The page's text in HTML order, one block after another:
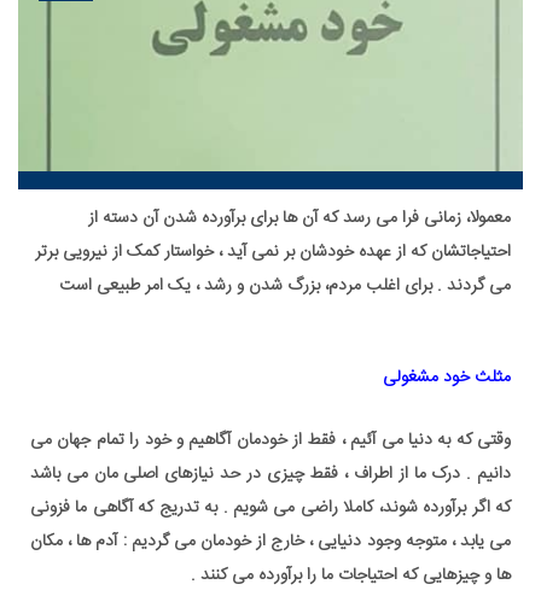
معمولا، زمانی فرا می رسد که آن ها برای برآورده شدن آن دسته از
احتیاجاتشان که از عهده خودشان بر نمی آید ، خواستار کمک از نیرویی برتر
می گردند . برای اغلب مردم، بزرگ شدن و رشد ، یک امر طبیعی است
مثلث خود مشغولی
وقتی که به دنیا می آئیم ، فقط از خودمان آگاهیم و خود را تمام جهان می
دانیم . درک ما از اطراف ، فقط چیزی در حد نیازهای اصلی مان می باشد
که اگر برآورده شوند، کاملا راضی می شویم . به تدریج که آگاهی ما فزونی
می یابد ، متوجه وجود دنیایی ، خارج از خودمان می گردیم : آدم ها ، مکان
ها و چیزهایی که احتیاجات ما را برآورده می کنند .